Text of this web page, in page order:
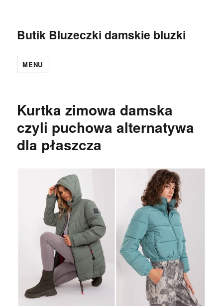
Butik Bluzeczki damskie bluzki
MENU
Kurtka zimowa damska
czyli puchowa alternatywa
dla płaszcza